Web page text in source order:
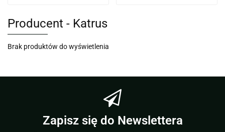
Producent - Katrus
Brak produktów do wyświetlenia
Zapisz się do Newslettera